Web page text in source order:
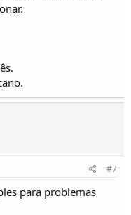
#7
para problemas